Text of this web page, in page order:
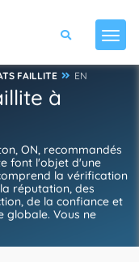
FAILLITE EN
à
ON, recommandés
font l'objet d'une
la vérification
réputation, des
de la confiance et
globale. Vous ne